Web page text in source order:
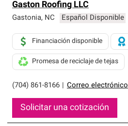
Gaston Roofing LLC
Gastonia, NC Español Disponible
(704) 861-8166 Correo electrónico
Financiación disponible
Promesa de reciclaje de tejas
Solicitar una cotización